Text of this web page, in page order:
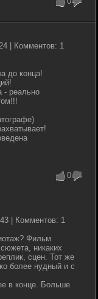
| Комментов: 1
до конца!
- реально
0
| Комментов: 1
Фильм
никаких
сцен. Тот же
более нудный и с
в конце. Больше